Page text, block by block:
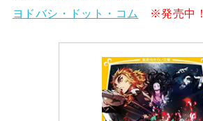
ヨドバシ・ドット・コム
※発売中！